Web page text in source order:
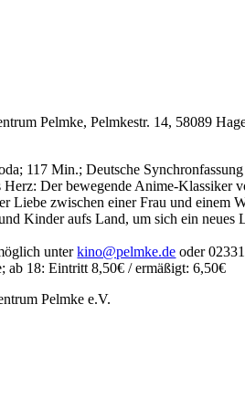
Pelmke, Pelmkestr. 14, 58089
117 Min.; Deutsche Synchronfassung
Der bewegende Anime-Klassiker
Liebe zwischen einer Frau und einem
Kinder aufs Land, um sich ein neues
unterkino@pelmke.de oder
ab 18: Eintritt 8,50€ / ermäßigt: 6,50€
Pelmke e.V.